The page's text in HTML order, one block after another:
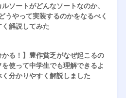
ルソートがどんなソートなのか、
うやって実装するのかをなるべく
解説してみた
かる！】豊作貧乏がなぜ起こるの
使って中学生でも理解できるよ
く分かりやすく解説しました